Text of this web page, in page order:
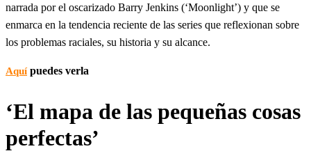
narrada por el oscarizado Barry Jenkins (‘Moonlight’) y que se
enmarca en la tendencia reciente de las series que reflexionan sobre
los problemas raciales, su historia y su alcance.
Aquípuedes verla
‘El mapa de las pequeñas cosas
perfectas’